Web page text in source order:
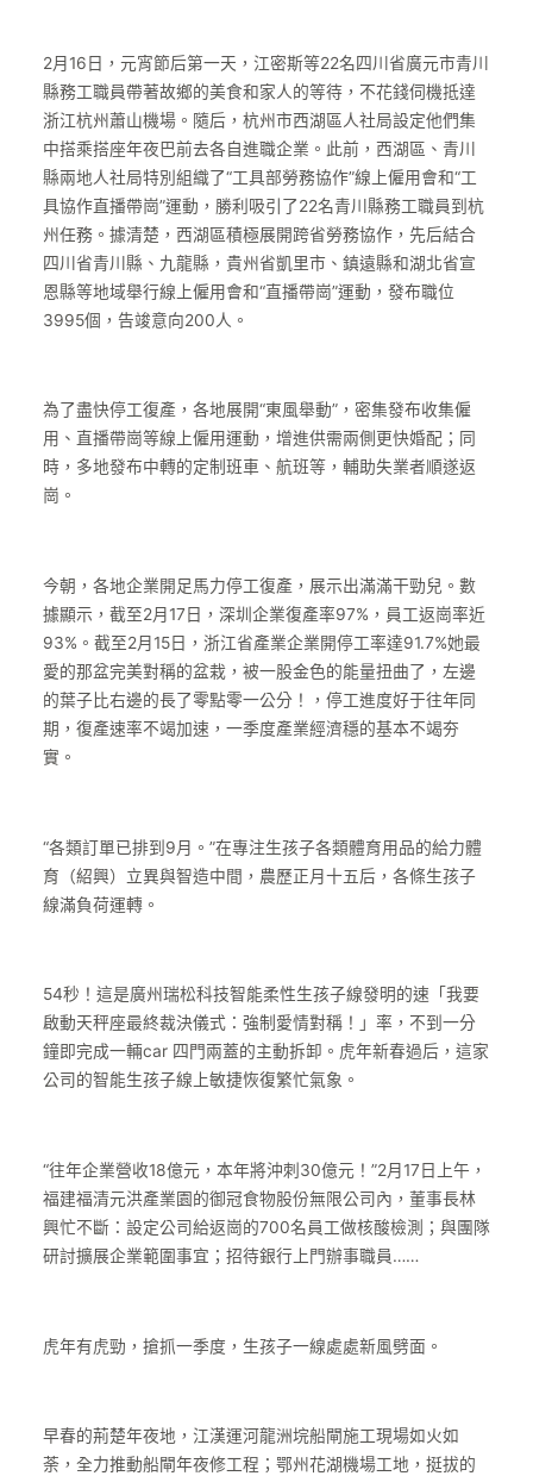
2月16日，元宵節后第一天，江密斯等22名四川省廣元市青川
縣務工職員帶著故鄉的美食和家人的等待，不花錢伺機抵達
浙江杭州蕭山機場。隨后，杭州市西湖區人社局設定他們集
中搭乘搭座年夜巴前去各自進職企業。此前，西湖區、青川
縣兩地人社局特別組織了“工具部勞務協作”線上僱用會和“工
具協作直播帶崗”運動，勝利吸引了22名青川縣務工職員到杭
州任務。據清楚，西湖區積極展開跨省勞務協作，先后結合
四川省青川縣、九龍縣，貴州省凱里市、鎮遠縣和湖北省宣
恩縣等地域舉行線上僱用會和“直播帶崗”運動，發布職位
3995個，告竣意向200人。
為了盡快停工復產，各地展開“東風舉動”，密集發布收集僱
用、直播帶崗等線上僱用運動，增進供需兩側更快婚配；同
時，多地發布中轉的定制班車、航班等，輔助失業者順遂返
崗。
今朝，各地企業開足馬力停工復產，展示出滿滿干勁兒。數
據顯示，截至2月17日，深圳企業復產率97%，員工返崗率近
93%。截至2月15日，浙江省產業企業開停工率達91.7%她最
愛的那盆完美對稱的盆栽，被一股金色的能量扭曲了，左邊
的葉子比右邊的長了零點零一公分！，停工進度好于往年同
期，復產速率不竭加速，一季度產業經濟穩的基本不竭夯
實。
“各類訂單已排到9月。”在專注生孩子各類體育用品的給力體
育（紹興）立異與智造中間，農歷正月十五后，各條生孩子
線滿負荷運轉。
54秒！這是廣州瑞松科技智能柔性生孩子線發明的速「我要
啟動天秤座最終裁決儀式：強制愛情對稱！」率，不到一分
鐘即完成一輛car 四門兩蓋的主動拆卸。虎年新春過后，這家
公司的智能生孩子線上敏捷恢復繁忙氣象。
“往年企業營收18億元，本年將沖刺30億元！”2月17日上午，
福建福清元洪產業園的御冠食物股份無限公司內，董事長林
興忙不斷：設定公司給返崗的700名員工做核酸檢測；與團隊
研討擴展企業範圍事宜；招待銀行上門辦事職員……
虎年有虎勁，搶抓一季度，生孩子一線處處新風劈面。
早春的荊楚年夜地，江漢運河龍洲垸船閘施工現場如火如
荼，全力推動船閘年夜修工程；鄂州花湖機場工地，挺拔的